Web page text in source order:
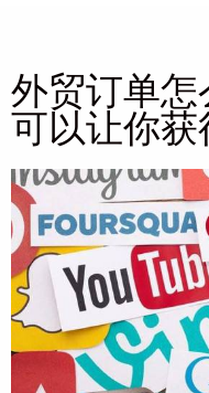
外贸订单
可以让你